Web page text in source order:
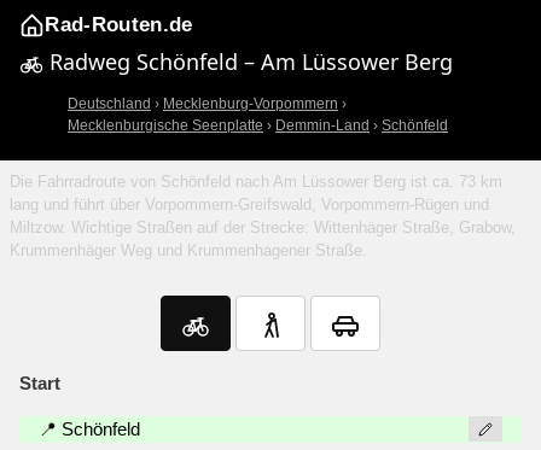
Rad-Routen.de
Radweg Schönfeld – Am Lüssower Berg
Deutschland › Mecklenburg-Vorpommern ›
Mecklenburgische Seenplatte › Demmin-Land › Schönfeld
Die Fahrradroute von Schönfeld nach Am Lüssower Berg ist ca. 73 km
lang und führt über Vorpommern-Greifswald, Vorpommern-Rügen und
Miltzow. Wichtige Straßen auf der Strecke: Wittenhäger Straße, Grabow,
Krummenhäger Weg und Krummenhagener Straße.
Start
📍 Schönfeld